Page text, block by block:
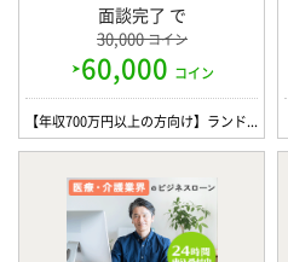
面談完了 で
30,000コイン
60,000 コイン
【年収700万円以上の方向け】ランドネット【面談】WEBも可